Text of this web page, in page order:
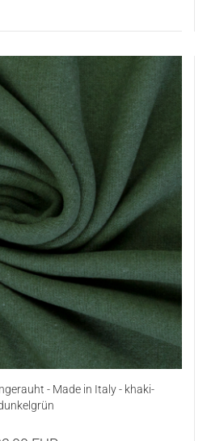
- Made in Italy - khaki-